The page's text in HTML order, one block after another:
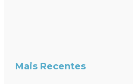
Mais Recentes